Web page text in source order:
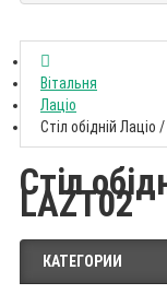
Вітальня
Лаціо
Стіл обідній Лаціо
Стіл
LAZT02
КАТЕГОРИИ